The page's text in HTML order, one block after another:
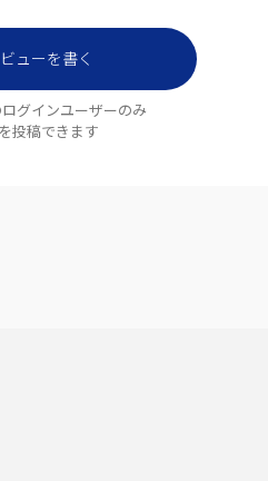
ューを書く
グインユーザーのみ
投稿できます